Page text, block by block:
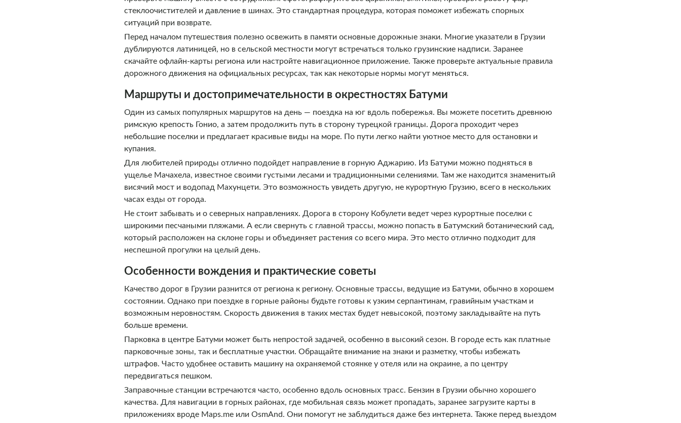
стеклоочистителей и давление в шинах. Это стандартная процедура, которая поможет избежать спорных
ситуаций при возврате.
Перед началом путешествия полезно освежить в памяти основные дорожные знаки. Многие указатели в Грузии
дублируются латиницей, но в сельской местности могут встречаться только грузинские надписи. Заранее
скачайте офлайн-карты региона или настройте навигационное приложение. Также проверьте актуальные правила
дорожного движения на официальных ресурсах, так как некоторые нормы могут меняться.
Маршруты и достопримечательности в окрестностях Батуми
Один из самых популярных маршрутов на день — поездка на юг вдоль побережья. Вы можете посетить древнюю
римскую крепость Гонио, а затем продолжить путь в сторону турецкой границы. Дорога проходит через
небольшие поселки и предлагает красивые виды на море. По пути легко найти уютное место для остановки и
купания.
Для любителей природы отлично подойдет направление в горную Аджарию. Из Батуми можно подняться в
ущелье Мачахела, известное своими густыми лесами и традиционными селениями. Там же находится знаменитый
висячий мост и водопад Махунцети. Это возможность увидеть другую, не курортную Грузию, всего в нескольких
часах езды от города.
Не стоит забывать и о северных направлениях. Дорога в сторону Кобулети ведет через курортные поселки с
широкими песчаными пляжами. А если свернуть с главной трассы, можно попасть в Батумский ботанический сад,
который расположен на склоне горы и объединяет растения со всего мира. Это место отлично подходит для
неспешной прогулки на целый день.
Особенности вождения и практические советы
Качество дорог в Грузии разнится от региона к региону. Основные трассы, ведущие из Батуми, обычно в хорошем
состоянии. Однако при поездке в горные районы будьте готовы к узким серпантинам, гравийным участкам и
возможным неровностям. Скорость движения в таких местах будет невысокой, поэтому закладывайте на путь
больше времени.
Парковка в центре Батуми может быть непростой задачей, особенно в высокий сезон. В городе есть как платные
парковочные зоны, так и бесплатные участки. Обращайте внимание на знаки и разметку, чтобы избежать
штрафов. Часто удобнее оставить машину на охраняемой стоянке у отеля или на окраине, а по центру
передвигаться пешком.
Заправочные станции встречаются часто, особенно вдоль основных трасс. Бензин в Грузии обычно хорошего
качества. Для навигации в горных районах, где мобильная связь может пропадать, заранее загрузите карты в
приложениях вроде Maps.me или OsmAnd. Они помогут не заблудиться даже без интернета. Также перед выездом